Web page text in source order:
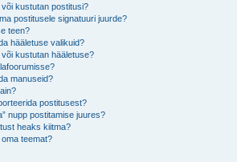
kustutan postitusi?
postitusele signatuuri juurde?
teen?
hääletuse valikuid?
kustutan hääletuse?
manuseid?
postitusest?
nupp postitamise juures?
heaks kiitma?
teemat?